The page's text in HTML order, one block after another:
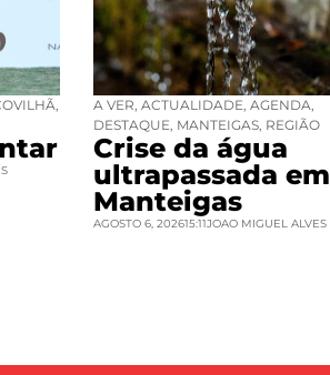
A VER ACTUALIDADE AGENDA
DESTAQUE MANTEIGAS, REGIÃO
Crise da água
ultrapassada em
Manteigas
AGOSTO 6, 202615:11JOAO MIGUEL ALVES